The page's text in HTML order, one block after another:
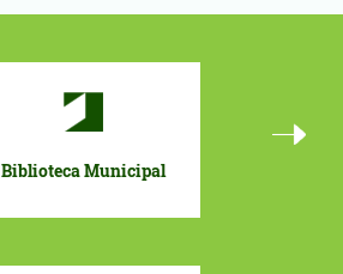
Biblioteca Municipal